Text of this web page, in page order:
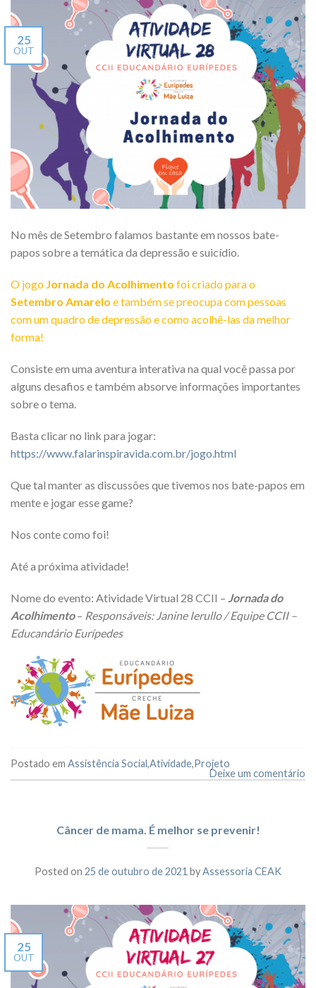
25
OUT
No mês de Setembro falamos bastante em nossos bate-
papos sobre a temática da depressão e suicídio.
O jogo Jornada do Acolhimento foi criado para o
Setembro Amarelo e também se preocupa com pessoas
com um quadro de depressão e como acolhê-las da melhor
forma!
Consiste em uma aventura interativa na qual você passa por
alguns desafios e também absorve informações importantes
sobre o tema.
Basta clicar no link para jogar:
https://www.falarinspiravida.com.br/jogo.html
Que tal manter as discussões que tivemos nos bate-papos em
mente e jogar esse game?
Nos conte como foi!
Até a próxima atividade!
Nome do evento: Atividade Virtual 28 CCII – Jornada do
Acolhimento– Responsáveis: Janine Ierullo / Equipe CCII –
Educandário Eurípedes
Postado em Assistência Social,Atividade,Projeto
Deixe um comentário
Câncer de mama. É melhor se prevenir!
Posted on 25 de outubro de 2021 byAssessoria CEAK
25
OUT